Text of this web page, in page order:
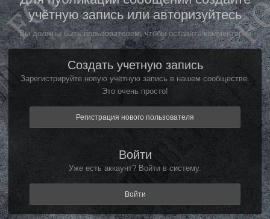
учётную запись или авторизуйтесь
Вы должны быть пользователем, чтобы оставить комментарий
Создать учетную запись
Зарегистрируйте новую учётную запись в нашем сообществе.
Это очень просто!
Регистрация нового пользователя
Войти
Уже есть аккаунт? Войти в систему.
Войти